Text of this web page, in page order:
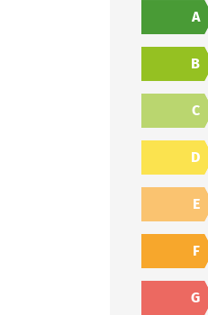
A
B
C
D
E
F
G